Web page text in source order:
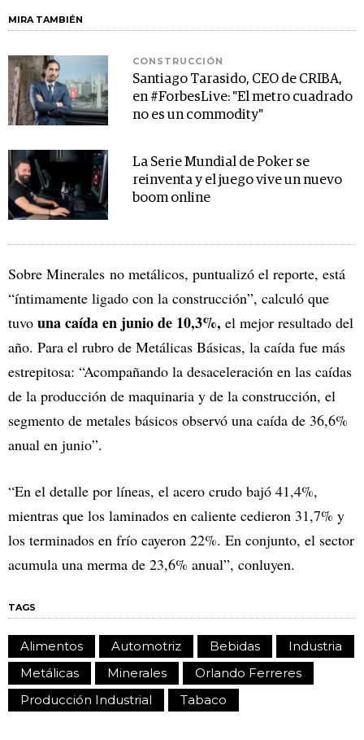
MIRA TAMBIÉN
CONSTRUCCIÓN
Santiago Tarasido, CEO de CRIBA,
en #ForbesLive: "El metro cuadrado
no es un commodity"
La Serie Mundial de Poker se
reinventa y el juego vive un nuevo
boom online
Sobre Minerales no metálicos, puntualizó el reporte, está
“íntimamente ligado con la construcción”, calculó que
tuvo una caída en junio de 10,3%, el mejor resultado del
año. Para el rubro de Metálicas Básicas, la caída fue más
estrepitosa: “Acompañando la desaceleración en las caídas
de la producción de maquinaria y de la construcción, el
segmento de metales básicos observó una caída de 36,6%
anual en junio”.
“En el detalle por líneas, el acero crudo bajó 41,4%,
mientras que los laminados en caliente cedieron 31,7% y
los terminados en frío cayeron 22%. En conjunto, el sector
acumula una merma de 23,6% anual”, conluyen.
TAGS
Alimentos Automotriz Bebidas
Industria
Metálicas
Minerales
Orlando Ferreres
Producción Industrial
Tabaco